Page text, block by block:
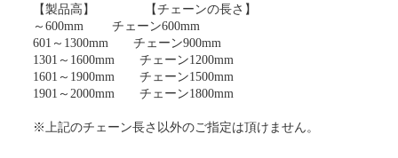
【製品高】 【チェーンの長さ】
～600mm チェーン600mm
601～1300mm チェーン900mm
1301～1600mm チェーン1200mm
1601～1900mm チェーン1500mm
1901～2000mm チェーン1800mm
※上記のチェーン長さ以外のご指定は頂けません。